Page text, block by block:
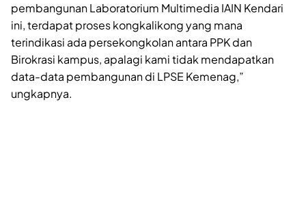
pembangunan Laboratorium Multimedia IAIN Kendari
ini, terdapat proses kongkalikong yang mana
terindikasi ada persekongkolan antara PPK dan
Birokrasi kampus, apalagi kami tidak mendapatkan
data-data pembangunan di LPSE Kemenag,”
ungkapnya.